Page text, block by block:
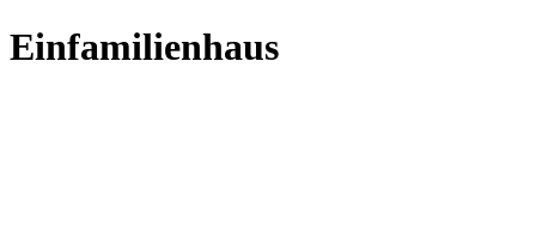
Einfamilienhaus